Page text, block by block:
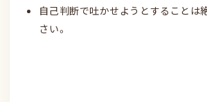
自己判断で吐かせようとすることは
さい。